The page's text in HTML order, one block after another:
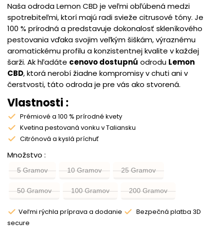
Naša odroda Lemon CBD je veľmi obľúbená medzi
spotrebiteľmi, ktorí majú radi svieže citrusové tóny. Je
100 % prírodná a predstavuje dokonalosť skleníkového
pestovania vďaka svojim veľkým šiškám, výraznému
aromatickému profilu a konzistentnej kvalite v každej
šarži. Ak hľadáte cenovo dostupnú odrodu Lemon
CBD, ktorá nerobí žiadne kompromisy v chuti ani v
čerstvosti, táto odroda je pre vás ako stvorená.
Vlastnosti :
Prémiové a 100 % prírodné kvety
Kvetina pestovaná vonku v Taliansku
Citrónová a kyslá príchuť
Množstvo
5 Gramov 10 Gramov 25 Gramov
50 Gramov 100 Gramov 200 Gramov
Veľmi rýchla príprava a dodanie
Bezpečná platba 3D
secure